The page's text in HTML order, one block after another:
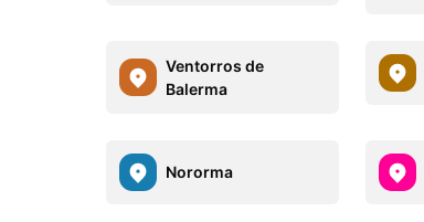
Ventorros de
Balerma
Nororma